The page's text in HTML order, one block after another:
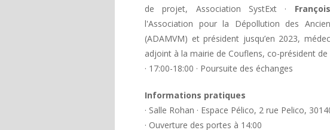
de projet, Association SystExt ·
l'Association pour la Dépollution des
(ADAMVM) et président jusqu’en 2023,
adjoint à la mairie de Couflens, co-président
· 17:00-18:00 · Poursuite des échanges
Informations pratiques
· Salle Rohan · Espace Pélico, 2 rue Pelico,
· Ouverture des portes à 14:00